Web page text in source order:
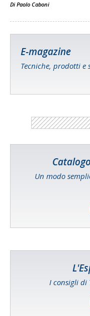
Di Paolo Caboni
E-magazine
Tecniche, prodotti e
Un modo
I consigli di